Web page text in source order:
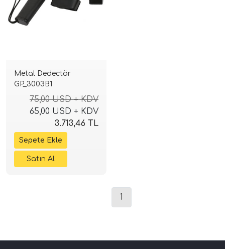
Metal Dedectör
GP_3003B1
75,00 USD + KDV
65,00 USD + KDV
3.713,46 TL
1